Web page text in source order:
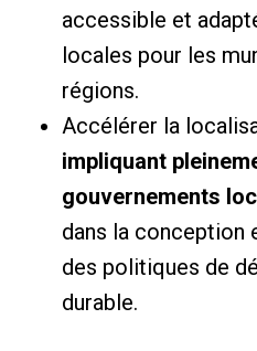
accessible et
locales pour les
régions.
Accélérer la
impliquant
gouvernements
dans la conception
des politiques de
durable.